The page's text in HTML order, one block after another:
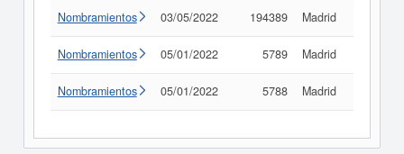
Nombramientos 03/05/2022 194389 Madrid
Nombramientos 05/01/2022 5789 Madrid
Nombramientos 05/01/2022 5788 Madrid